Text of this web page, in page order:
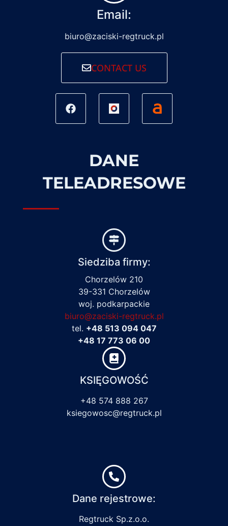
Email:
biuro@zaciski-regtruck.pl
CONTACT US
DANE
TELEADRESOWE
Siedziba firmy:
Chorzelów 210
39-331 Chorzelów
woj. podkarpackie
biuro@zaciski-regtruck.pl
tel. +48 513 094 047
+48 17 773 06 00
KSIĘGOWOŚĆ
+48 574 888 267
ksiegowosc@regtruck.pl
Dane rejestrowe:
Regtruck Sp.z.o.o.